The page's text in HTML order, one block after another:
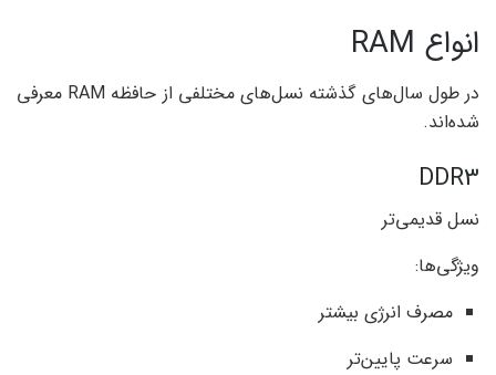
انواع RAM
در طول سال‌های گذشته نسل‌های مختلفی از حافظه RAM معرفی
شده‌اند.
DDR3
نسل قدیمی‌تر
ویژگی‌ها:
مصرف انرژی بیشتر
سرعت پایین‌تر